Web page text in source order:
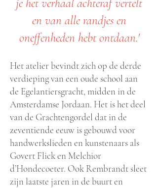
je het verhaal achteraf vertelt
en van alle randjes en
oneffenheden hebt ontdaan.'
Het atelier bevindt zich op de derde
verdieping van een oude school aan
de Egelantiersgracht, midden in de
Amsterdamse Jordaan. Het is het deel
van de Grachtengordel dat in de
zeventiende eeuw is gebouwd voor
handwerkslieden en kunstenaars als
Govert Flick en Melchior
d’Hondecoeter. Ook Rembrandt sleet
zijn laatste jaren in de buurt en